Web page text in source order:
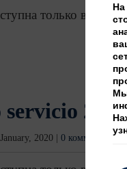
только в
2020
2020 0 комментарии